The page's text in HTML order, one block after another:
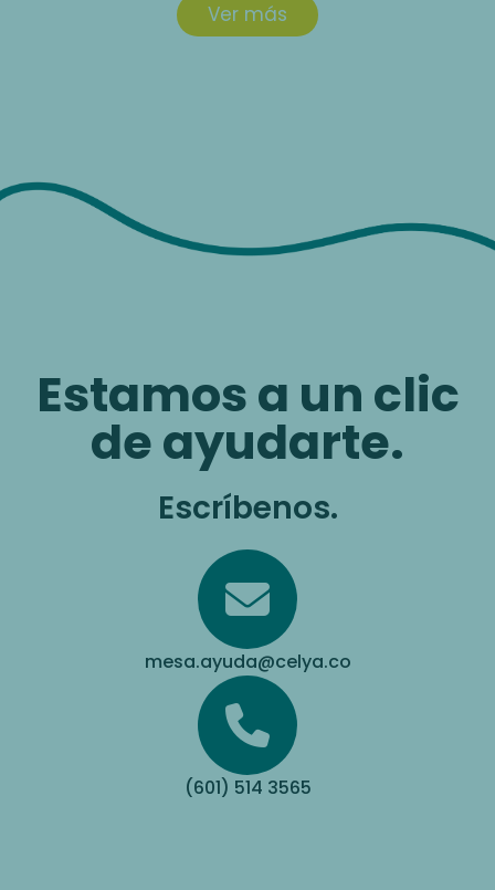
Ver más
Estamos a un clic
de ayudarte.
Escríbenos.
mesa.ayuda@celya.co
(601) 514 3565